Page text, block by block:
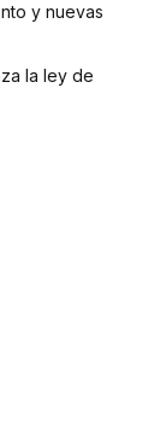
y nuevas
la ley de